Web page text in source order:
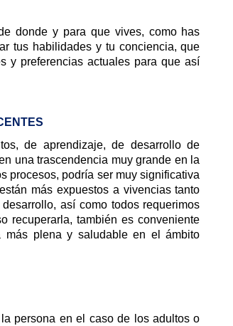
donde y para que vives, como has
tus habilidades y tu conciencia, que
y preferencias actuales para que así
de aprendizaje, de desarrollo de
una trascendencia muy grande en la
procesos, podría ser muy significativa
más expuestos a vivencias tanto
así como todos requerimos
recuperarla, también es conveniente
plena y saludable en el ámbito
persona en el caso de los adultos o